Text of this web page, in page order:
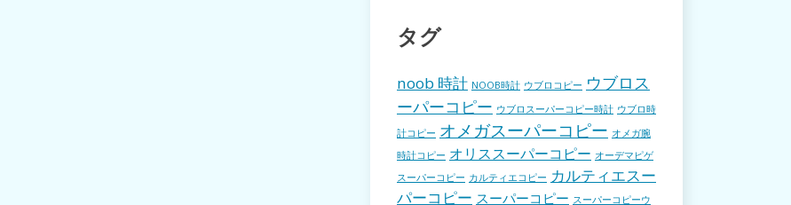
タグ
noob 時計 NOOB時計 ウブロコピー ウブロス
ーパーコピー ウブロスーパーコピー時計 ウブロ時
計コピー オメガスーパーコピー オメガ腕
時計コピー オリススーパーコピー オーデマピゲ
スーパーコピー カルティエコピー カルティエスー
パーコピー スーパーコピー スーパーコピーウ